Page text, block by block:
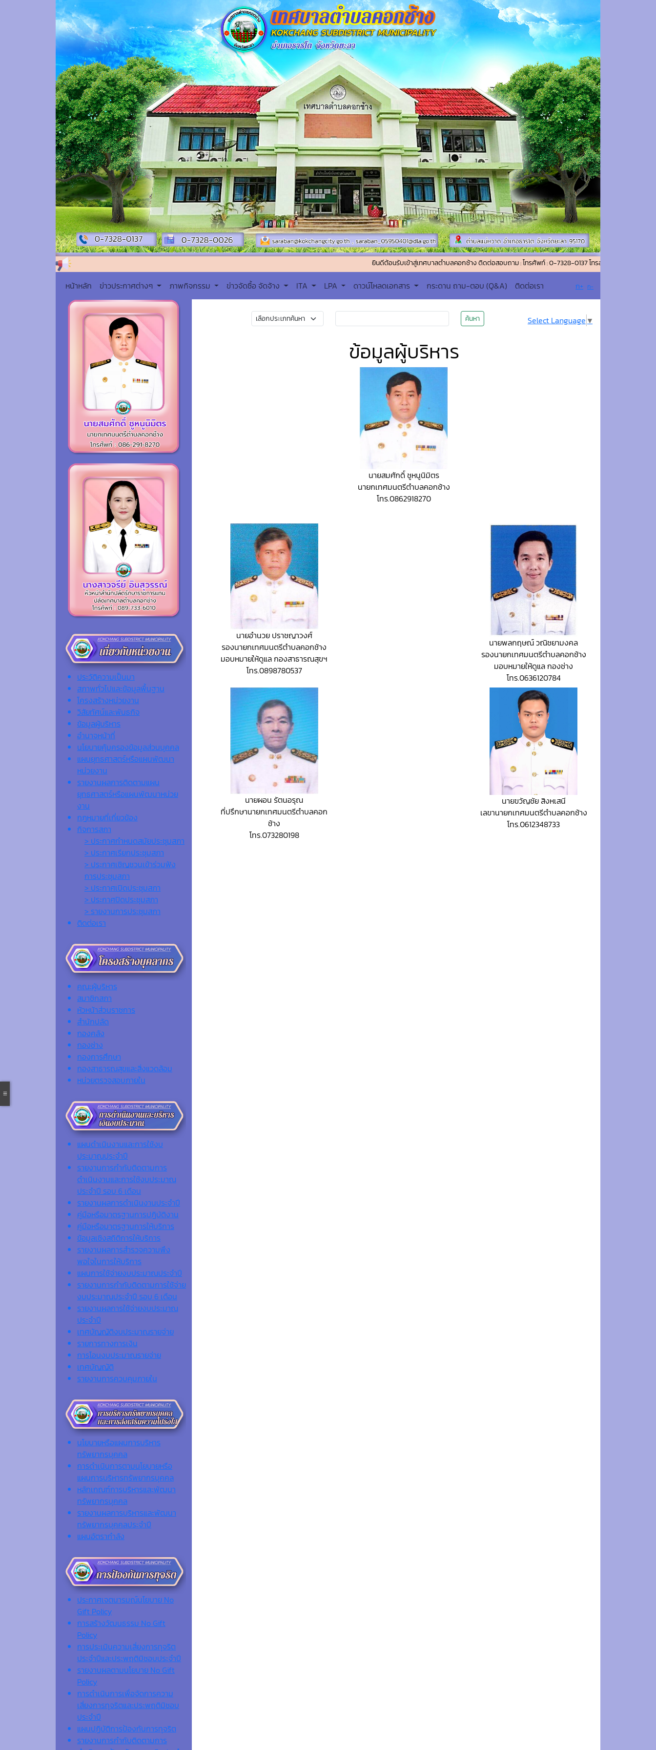
ยินดีต้อนรับเข้าสู่เทศบาลตำบลคอกช้าง ติดต่อสอบถาม : โทรศัพท์ : 0-7328-0137 โทรสาร (แฟกซ์) : 0-7328-0026 อีเมล์
หน้าหลัก ข่าวประกาศต่างๆ ภาพกิจกรรม ข่าวจัดซื้อ จัดจ้าง ITA LPA ดาวน์โหลดเอกสาร กระดาน ถาม-ตอบ (Q&A) ติดต่อเรา ก+ ก-
ประวัติความเป็นมา
สภาพทั่วไปและข้อมูลพื้นฐาน
โครงสร้างหน่วยงาน
วิสัยทัศน์และพันธกิจ
ข้อมูลผู้บริหาร
อำนาจหน้าที่
นโยบายคุ้มครองข้อมูลส่วนบุคคล
แผนยุทธศาสตร์หรือแผนพัฒนา
หน่วยงาน
รายงานผลการติดตามแผน
ยุทธศาสตร์หรือแผนพัฒนาหน่วย
งาน
กฎหมายที่เกี่ยวข้อง
กิจการสภา
> ประกาศกำหนดสมัยประชุมสภา
> ประกาศเรียกประชุมสภา
> ประกาศเชิญชวนเข้าร่วมฟัง
การประชุมสภา
> ประกาศเปิดประชุมสภา
> ประกาศปิดประชุมสภา
> รายงานการประชุมสภา
ติดต่อเรา
คณะผู้บริหาร
สมาชิกสภา
หัวหน้าส่วนราชการ
สำนักปลัด
กองคลัง
กองช่าง
กองการศึกษา
กองสาธารณสุขและสิ่งแวดล้อม
หน่วยตรวจสอบภายใน
แผนดำเนินงานและการใช้งบ
ประมาณประจำปี
รายงานการกำกับติดตามการ
ดำเนินงานและการใช้งบประมาณ
ประจำปี รอบ 6 เดือน
รายงานผลการดำเนินงานประจำปี
คู่มือหรือมาตรฐานการปฏิบัติงาน
คู่มือหรือมาตรฐานการให้บริการ
ข้อมูลเชิงสถิติการให้บริการ
รายงานผลการสำรวจความพึง
พอใจในการให้บริการ
แผนการใช้จ่ายงบประมาณประจำปี
รายงานการกำกับติดตามการใช้จ่าย
งบประมาณประจำปี รอบ 6 เดือน
รายงานผลการใช้จ่ายงบประมาณ
ประจำปี
เทศบัญญัติงบประมาณรายจ่าย
รายการทางการเงิน
การโอนงบประมาณรายจ่าย
เทศบัญญัติ
รายงานการควบคุมภายใน
นโยบายหรือแผนการบริหาร
ทรัพยากรบุคคล
การดำเนินการตามนโยบายหรือ
แผนการบริหารทรัพยากรบุคคล
หลักเกณฑ์การบริหารและพัฒนา
ทรัพยากรบุคคล
รายงานผลการบริหารและพัฒนา
ทรัพยากรบุคคลประจำปี
แผนอัตรากำลัง
ประกาศเจตนารมณ์นโยบาย No
Gift Policy
การสร้างวัฒนธรรม No Gift
Policy
การประเมินความเสี่ยงการทุจริต
ประจำปีและประพฤติมิชอบประจำปี
รายงานผลตามนโยบาย No Gift
Policy
การดำเนินการเพื่อจัดการความ
เสี่ยงการทุจริตและประพฤติมิชอบ
ประจำปี
แผนปฏิบัติการป้องกันการทุจริต
รายงานการกำกับติดตามการ
ค้นหา Select Language ▼
ข้อมูลผู้บริหาร
นายสมศักดิ์ ชูหนูนิมิตร
นายกเทศมนตรีตำบลคอกช้าง
โทร.0862918270
นายอำนวย ปราชญาวงศ์
รองนายกเทศมนตรีตำบลคอกช้าง
มอบหมายให้ดูแล กองสาธารณสุขฯ
โทร.0898780537
นายพลกฤษณ์ วณิชยามงคล
รองนายกเทศมนตรีตำบลคอกช้าง
มอบหมายให้ดูแล กองช่าง
โทร.0636120784
นายผอน รัตนอรุณ
ที่ปรึกษานายกเทศมนตรีตำบลคอก
ช้าง
โทร.073280198
นายขวัญชัย สิงหเสนี
เลขานายกเทศมนตรีตำบลคอกช้าง
โทร.0612348733